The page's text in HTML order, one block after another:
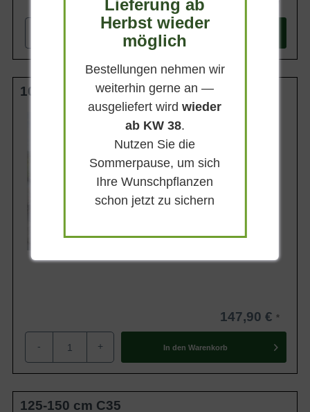
+ In den
100-125 cm C30
bis zu 3 m
Belaubung
Blatt- / Nadelfarbe
Dunkelgrün
Standort
Lieferbar
147,90 €
- + In den Warenkorb
125-150 cm C35
Lieferung ab
Herbst wieder
möglich
Bestellungen nehmen wir
weiterhin gerne an —
ausgeliefert wirdwieder
ab KW 38.
Nutzen Sie die
Sommerpause, um sich
Ihre Wunschpflanzen
schon jetzt zu sichern